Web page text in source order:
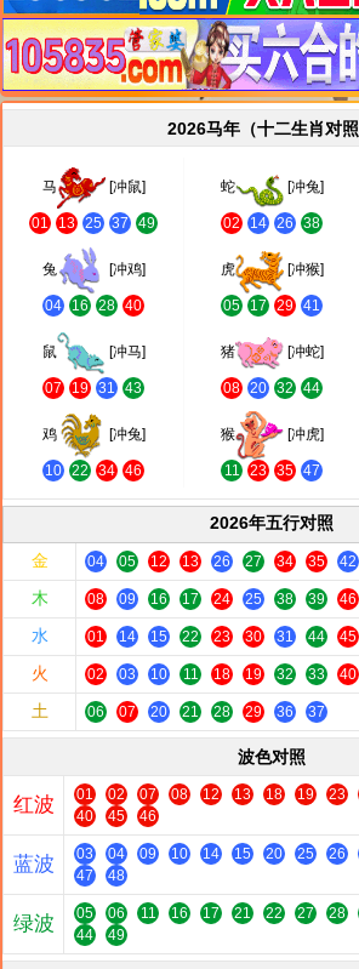
2026马年（十二生肖对照
马 [冲鼠]
01 13 25 37 49
蛇 [冲兔]
02 14 26 38
兔 [冲鸡]
04 16 28 40
虎 [冲猴]
05 17 29 41
鼠 [冲马]
07 19 31 43
猪 [冲蛇]
08 20 32 44
鸡 [冲兔]
10 22 34 46
猴 [冲虎]
11 23 35 47
2026年五行对照
金
04 05 12 13 26 27 34 35 42
木 08 09 16 17 24 25 38 39 46
水 01 14 15 22 23 30 31 44 45
火 02 03 10 11 18 19 32 33 40
土 06 07 20 21 28 29 36 37
波色对照
红波 01 02 07 08 12 13 18 19 23
40
45 46
蓝波 03 04 09 10 14 15 20 25 26
47
48
绿波 05 06 11 16 17 21 22 27 28
44
49